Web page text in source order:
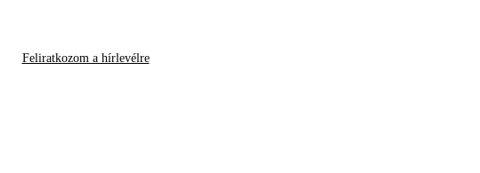
Feliratkozom a hírlevélre